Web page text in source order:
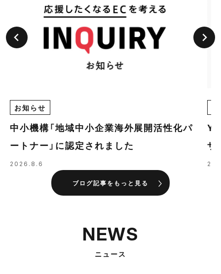
お知らせ
中小機構「地域中小企業海外展開活性化パ
ートナー」に認定されました
2026.8.6
ザ
の
ブログ記事をもっと見る
NEWS
ニュース